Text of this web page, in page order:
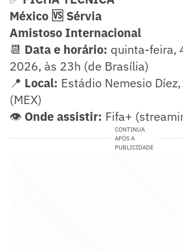
México 🆚 Sérvia
Amistoso Internacional
📆 Data e horário: quinta-feira,
2026, às 23h (de Brasília)
📍 Local: Estádio Nemesio
(MEX)
👁️ Onde assistir: Fifa+
CONTINUA
APÓS A
PUBLICIDADE